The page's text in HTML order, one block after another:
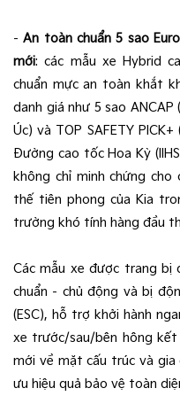
-An toàn chuẩn 5 sao
mới: các mẫu xe Hybrid
chuẩn mực an toàn khắt
danh giá như 5 sao
Úc) và TOP SAFETY
Đường cao tốc Hoa Kỳ
không chỉ minh chứng
thế tiên phong của Kia
trường khó tính hàng đầu
Các mẫu xe được trang bị
chuẩn - chủ động và bị
(ESC), hỗ trợ khởi hành
xe trước/sau/bên hông
mới về mặt cấu trúc và
ưu hiệu quả bảo vệ toàn